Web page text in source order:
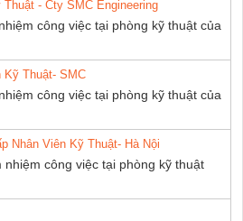
- Cty SMC Engineering
công việc tại phòng kỹ thuật của
Kỹ Thuật- SMC
công việc tại phòng kỹ thuật của
Nhân Viên Kỹ Thuật- Hà Nội
công việc tại phòng kỹ thuật